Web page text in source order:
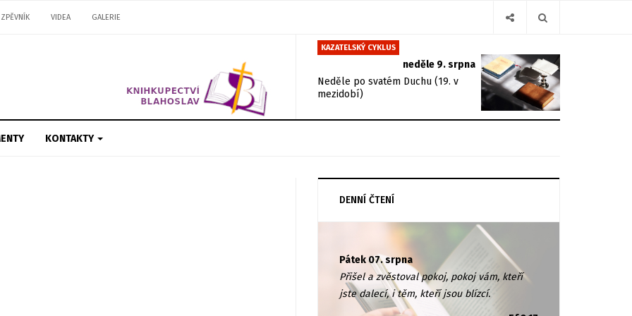
ZPĚVNÍK VIDEA GALERIE
KAZATELSKÝ CYKLUS
neděle 9. srpna
Neděle po svatém Duchu (19. v
mezidobí)
KONTAKTY
DENNÍ ČTENÍ
Pátek 07. srpna
Přišel a zvěstoval pokoj, pokoj vám, kteří
jste dalecí, i těm, kteří jsou blízcí.